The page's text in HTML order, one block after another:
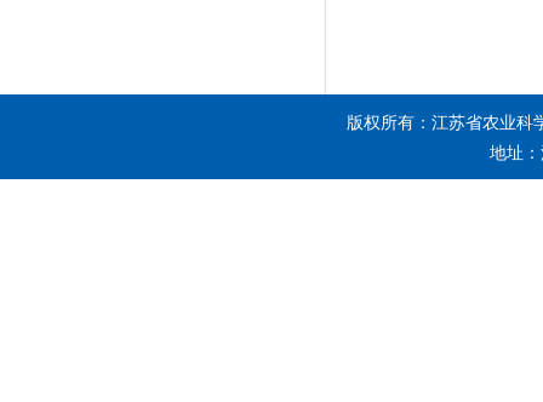
版权所有：江苏省农业科
地址